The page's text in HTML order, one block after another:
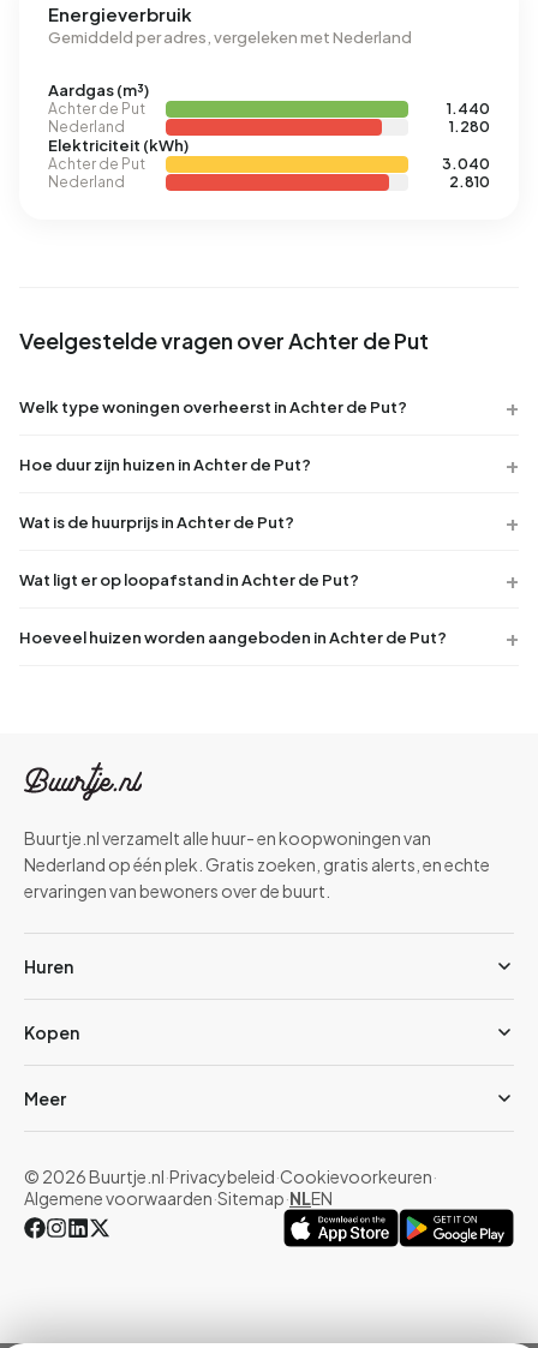
Energieverbruik
Gemiddeld per adres, vergeleken met Nederland
Aardgas (m³)
Achter de Put
1.440
Nederland
1.280
Elektriciteit (kWh)
Achter de Put
3.040
Nederland
2.810
Veelgestelde vragen over Achter de Put
Welk type woningen overheerst in Achter de Put?
Hoe duur zijn huizen in Achter de Put?
Wat is de huurprijs in Achter de Put?
Wat ligt er op loopafstand in Achter de Put?
Hoeveel huizen worden aangeboden in Achter de Put?
Buurtje.nl verzamelt alle huur- en koopwoningen van
Nederland op één plek. Gratis zoeken, gratis alerts, en echte
ervaringen van bewoners over de buurt.
Huren
Kopen
Meer
© 2026 Buurtje.nl·Privacybeleid·Cookievoorkeuren·
Algemene voorwaarden·Sitemap·NLEN